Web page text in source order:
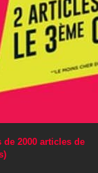
2000 articles de